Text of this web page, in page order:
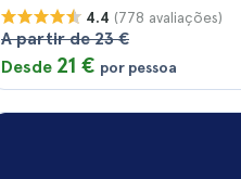
4.4 (778 avaliações)
A partir de 23 €
Desde 21 € por pessoa